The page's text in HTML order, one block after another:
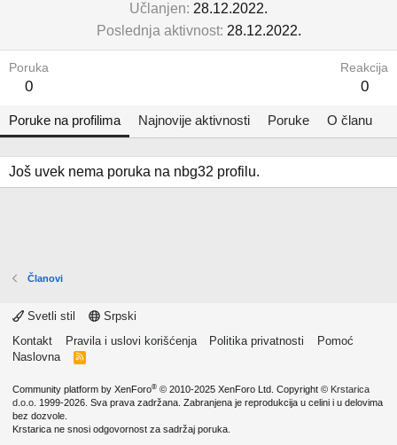
Učlanjen 28.12.2022.
Poslednja aktivnost 28.12.2022.
Poruka
0
Reakcija
0
Poruke na profilima Najnovije aktivnosti Poruke O članu
Još uvek nema poruka na nbg32 profilu.
Članovi
Svetli stil
Srpski
Kontakt
Pravila i uslovi korišćenja Politika privatnosti
Pomoć
Naslovna
R
Community platform by XenForo® © 2010-2025 XenForo Ltd. Copyright © Krstarica
d.o.o. 1999-2026. Sva prava zadržana. Zabranjena je reprodukcija u celini i u delovima
bez dozvole.
Krstarica ne snosi odgovornost za sadržaj poruka.